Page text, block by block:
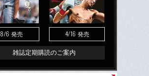
8/6 発売 4/16 発売
雑誌定期購読のご案内